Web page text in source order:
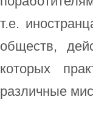
т.е.
обществ,
которых
различные